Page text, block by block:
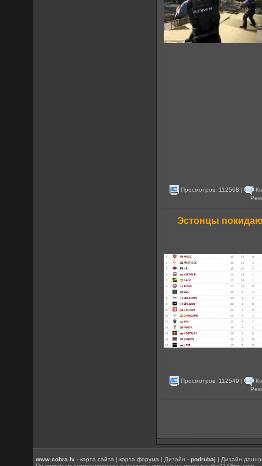
Просмотров: 112568 |
Эстонцы
Просмотров: 112549 |
www.cobra.lv -карта сайта |карта форума | Дизайн -podrubaj | Дизайн